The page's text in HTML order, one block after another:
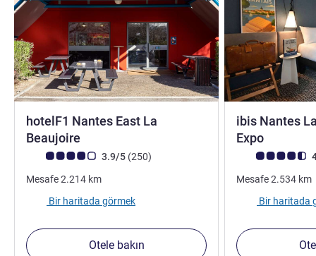
hotelF1 Nantes East La
Beaujoire
Avis müşterileri puanı (ALL Puanlama)
3.9/5 (250görüş
)
Mesafe2.214 km
Bir haritada görmek
Otele bakın
ibis Nantes
Expo
Avis müşterileri
Mesafe2.534 km
Bir haritada